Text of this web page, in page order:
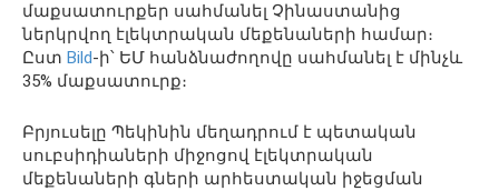
մաքսատուրքեր սահմանել Չինաստանից
ներկրվող էլեկտրական մեքենաների համար։
Ըստ Bild-ի՝ ԵՄ հանձնաժողովը սահմանել է մինչև
35% մաքսատուրք։
Բրյուսելը Պեկինին մեղադրում է պետական
սուբսիդիաների միջոցով էլեկտրական
մեքենաների գների արհեստական իջեցման